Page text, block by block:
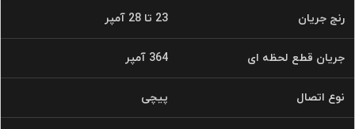
رنج جریان 23 تا 28 آمپر
جریان قطع لحظه ای 364 آمپر
نوع اتصال پیچی